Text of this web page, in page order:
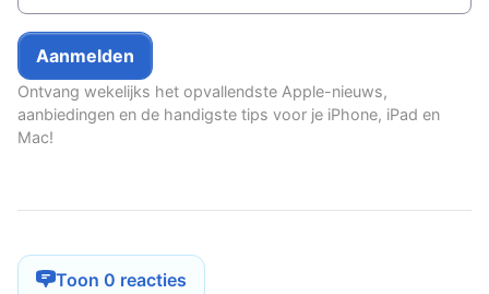
Ontvang wekelijks het opvallendste Apple-nieuws,
aanbiedingen en de handigste tips voor je iPhone, iPad en
Mac!
Toon 0 reacties